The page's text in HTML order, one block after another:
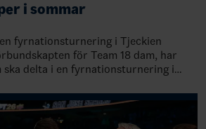
i sommar
fyrnationsturnering i Tjeckien
för Team 18 dam, har
delta i en fyrnationsturnering i